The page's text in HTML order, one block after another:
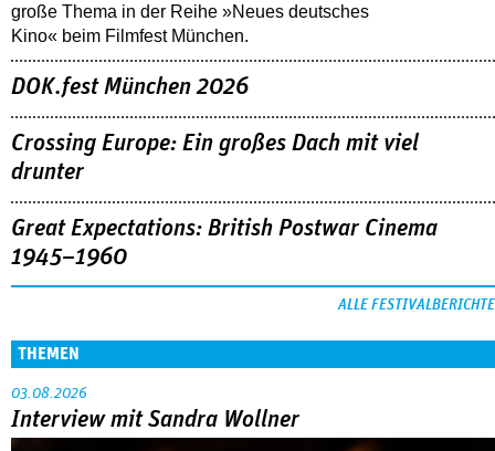
große Thema in der Reihe »Neues deutsches
Kino« beim Filmfest München.
DOK.fest München 2026
Crossing Europe: Ein großes Dach mit viel
drunter
Great Expectations: British Postwar Cinema
1945–1960
ALLE FESTIVALBERICHTE
THEMEN
03.08.2026
Interview mit Sandra Wollner